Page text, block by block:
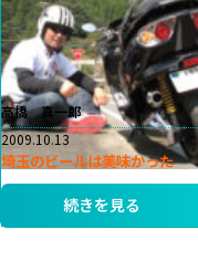
高橋 真一郎
2009.10.13
埼玉のビールは美味かった
続きを見る